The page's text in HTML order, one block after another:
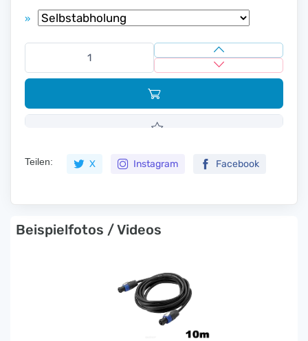
»
Teilen: X Instagram Facebook
Beispielfotos / Videos